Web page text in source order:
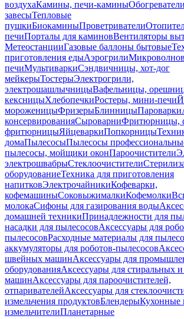
воздухаКамины, печи-каминыОбогреватели
завесыТепловые
пушкиБиокаминыПроветриватели
печиПорталы для каминовВентиляторы
МетеостанцииГазовые баллоны бытовые
приготовления едыАэрогрили
печиМультиваркиСэндвичницы, хот-дог
мейкерыТостерыЭлектрогрили,
электрошашлычницыВафельницы,
кексницыХлебопечкиРостеры, мини-печи
мороженицыФризерыБлинницыПароварки
консервированияСыроварниФритюрницы,
фритюрницыЯйцеваркиПопкорницы
домаПылесосыПылесосы
пылесосы, мойщики оконПароочистители
электрошвабрыСтеклоочистители
оборудованиеТехника для приготовления
напитковЭлектрочайникиКофеварки,
кофемашиныСоковыжималкиКофемолки
молокаСифоны для газирования воды
домашней техникиПринадлежности для
насадки для пылесосовАксессуары для
пылесосовРасходные материалы для
аккумуляторы для роботов-пылесосов
швейных машинАксессуары для
оборудованияАксессуары для стиральных
машинАксессуары для пароочистителей,
отпаривателейАксессуары для
измельчения продуктовБлендерыКухонные
измельчителиПланетарные